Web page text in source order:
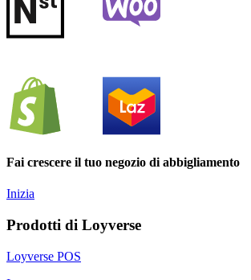
Fai crescere il tuo negozio di abbigliamento
Inizia
Prodotti di Loyverse
Loyverse POS